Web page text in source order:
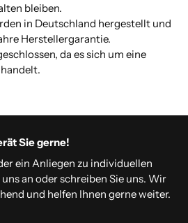
bleiben.
in Deutschland hergestellt und
Herstellergarantie.
da es sich um eine
Sie gerne!
ein Anliegen zu individuellen
an oder schreiben Sie uns. Wir
und helfen Ihnen gerne weiter.